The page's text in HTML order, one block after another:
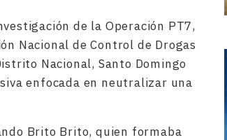
de la Operación PT7,
Nacional de Control de Drogas
Nacional, Santo Domingo
enfocada en neutralizar una
Brito Brito, quien formaba